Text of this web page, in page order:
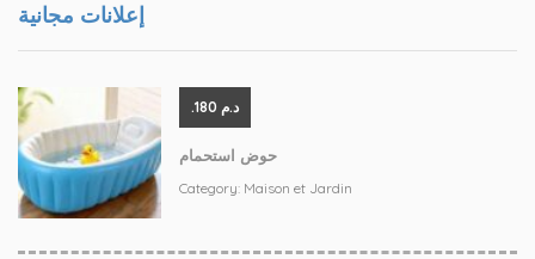
إعلانات مجانية
.د.م 180
حوض استحمام
Category: Maison et Jardin